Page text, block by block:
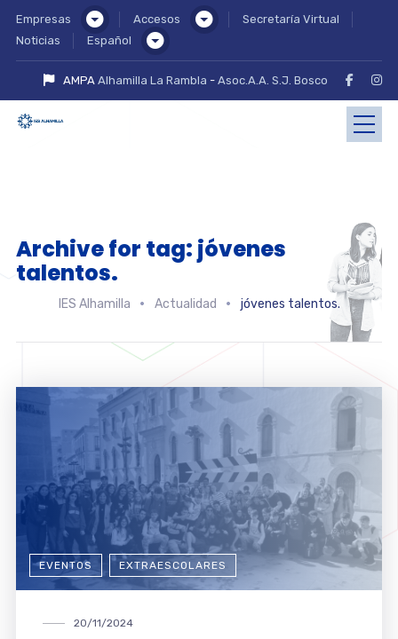
Empresas Accesos
Secretaría Virtual
Noticias
Español
AMPAAlhamilla La Rambla -Asoc.A.A. S.J. Bosco
Archive for tag: jóvenes
talentos.
IES Alhamilla Actualidad jóvenes talentos.
EVENTOS EXTRAESCOLARES
20/11/2024